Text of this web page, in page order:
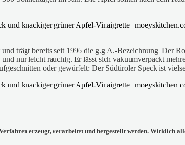
und trägt bereits seit 1996 die g.g.A.-Bezeichnung. Der
nur leicht rauchig. Er lässt sich vakuumverpackt
oder gewürfelt: Der Südtiroler Speck ist
erzeugt, verarbeitet und hergestellt werden. Wirklich